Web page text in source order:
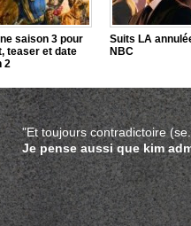
saison 3 pour
teaser et date
2
Suits LA
NBC
"Et toujours contradictoire
Je pense aussi que kim